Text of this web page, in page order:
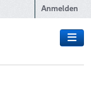
Anmelden